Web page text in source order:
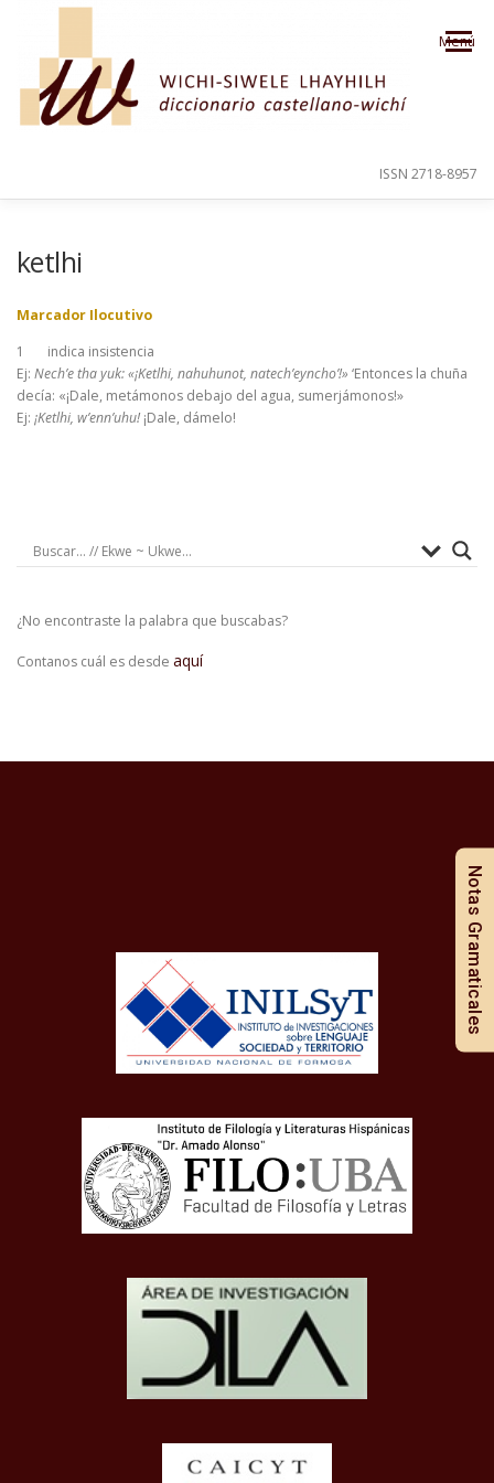
Saltar al contenido
Menú
ORDEN ALFABÉTICO
ISSN 2718-8957
ketlhi
Marcador Ilocutivo
1
indica insistencia
Ej: Nech’e tha yuk: «¡Ketlhi, nahuhunot, natech’eyncho’!» ‘Entonces la chuña
decía: «¡Dale, metámonos debajo del agua, sumerjámonos!»
Ej: ¡Ketlhi, w’enn’uhu! ¡Dale, dámelo!
¿No encontraste la palabra que buscabas?
Contanos cuál es desde aquí
Notas Gramaticales